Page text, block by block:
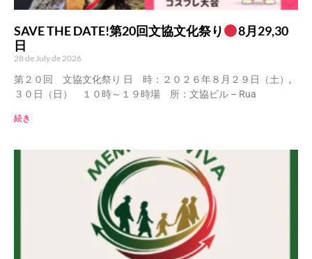
SAVE THE DATE!第20回文協文化祭り
8月29,30
日
28 de July de 2026
第２０回 文協文化祭り 日 時：２０２６年８月２９日（土）,
３０日（日） １０時～１９時場 所：文協ビル – Rua
続き